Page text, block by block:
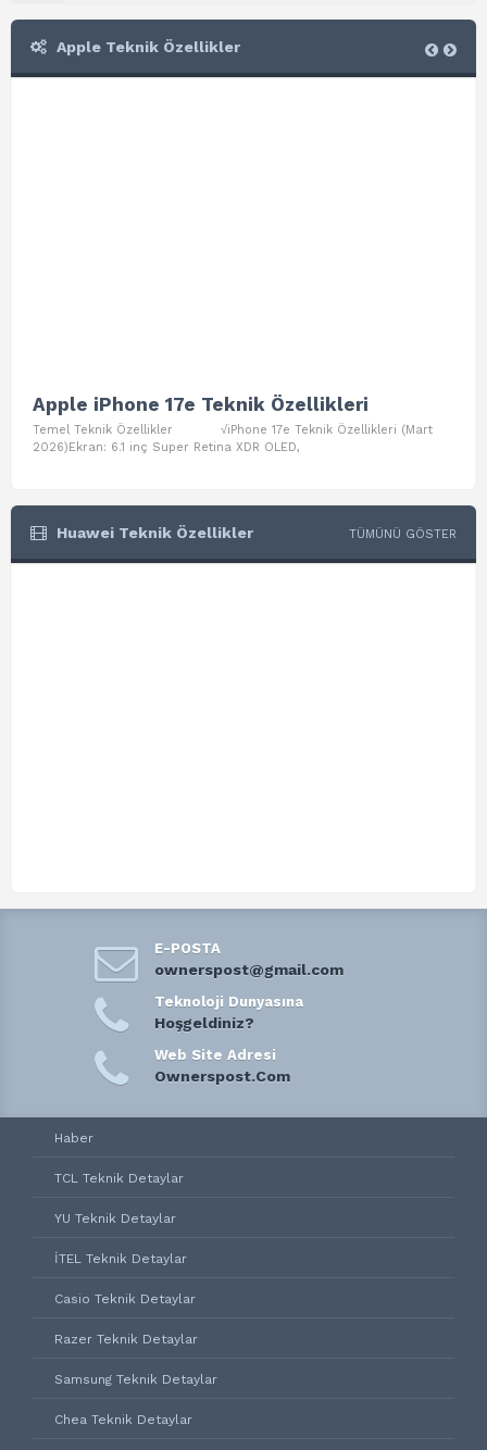
Apple Teknik Özellikler
Apple iPhone 17e Teknik Özellikleri
Temel Teknik Özellikler √iPhone 17e Teknik Özellikleri (Mart
2026)Ekran: 6.1 inç Super Retina XDR OLED,
Huawei Teknik Özellikler TÜMÜNÜ GÖSTER
E-POSTA
ownerspost@gmail.com
Teknoloji Dunyasına
Hoşgeldiniz?
Web Site Adresi
Ownerspost.Com
Haber
TCL Teknik Detaylar
YU Teknik Detaylar
İTEL Teknik Detaylar
Casio Teknik Detaylar
Razer Teknik Detaylar
Samsung Teknik Detaylar
Chea Teknik Detaylar